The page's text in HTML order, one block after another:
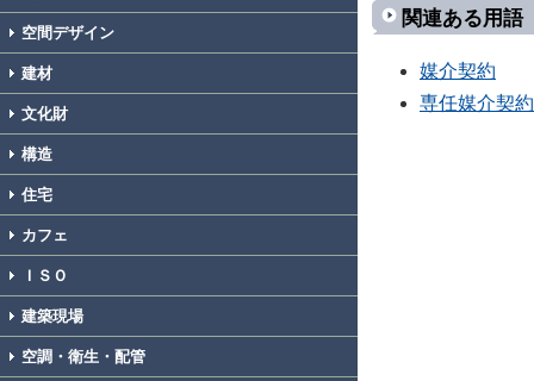
空間デザイン
建材
文化財
構造
住宅
カフェ
ＩＳＯ
建築現場
空調・衛生・配管
関連ある用語
媒介契約
専任媒介契約